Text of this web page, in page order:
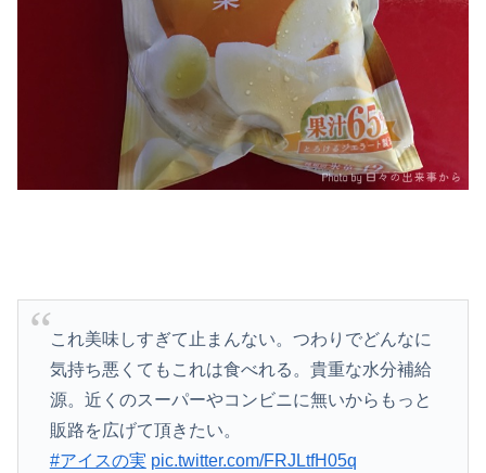
これ美味しすぎて止まんない。つわりでどんなに
気持ち悪くてもこれは食べれる。貴重な水分補給
源。近くのスーパーやコンビニに無いからもっと
販路を広げて頂きたい。
#アイスの実 pic.twitter.com/FRJLtfH05q